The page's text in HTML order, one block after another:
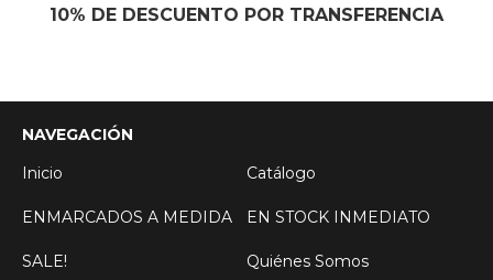
10% DE DESCUENTO POR TRANSFERENCIA
NAVEGACIÓN
Inicio
Catálogo
ENMARCADOS A MEDIDA EN STOCK INMEDIATO
SALE! Quiénes Somos